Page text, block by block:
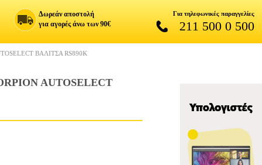
Δωρεάν αποστολή
για αγορές άνω των 90€
Για τηλεφωνικές παραγγελίες
211 500 0 500
ΒΑΛΙΤΣΑ RS890K
AUTOSELECT